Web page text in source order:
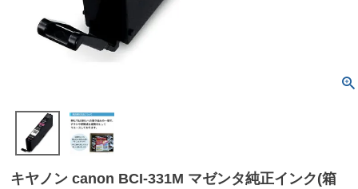
キヤノン canon BCI-331M マゼンタ純正インク(箱